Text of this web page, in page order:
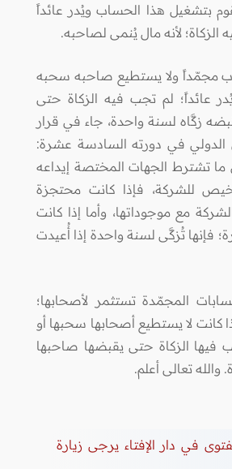
بتشغيل هذا الحساب ويُدر عائداً
لأنه مال يُنمى لصاحبه.
مجمّداً ولا يستطيع صاحبه سحبه
عائداً؛ لم تجب فيه الزكاة حتى
زكَّاه لسنة واحدة، جاء في قرار
الدولي في دورته السادسة عشرة:
ما تشترط الجهات المختصة إيداعه
للشركة، فإذا كانت محتجزة
مع موجوداتها، وأما إذا كانت
تُزكَّى لسنة واحدة إذا أُعيدت
المجمّدة تستثمر لأصحابها؛
كانت لا يستطيع أصحابها سحبها أو
فيها الزكاة حتى يقبضها صاحبها
تعالى أعلم.
في دار الإفتاء يرجى زيارة